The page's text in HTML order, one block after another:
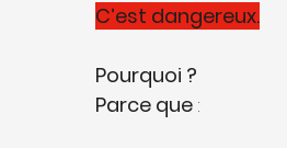
C’est dangereux.
Pourquoi ?
Parce que :